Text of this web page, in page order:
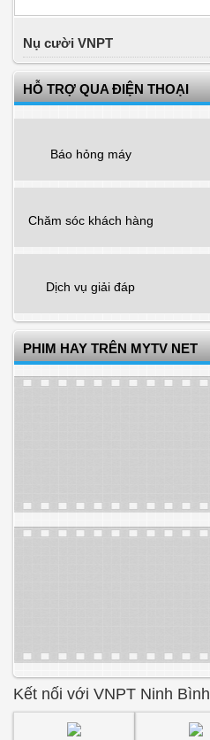
Nụ cười VNPT
HỖ TRỢ QUA ĐIỆN THOẠI
Báo hỏng máy
Chăm sóc khách hàng
Dịch vụ giải đáp
PHIM HAY TRÊN MYTV NET
Kết nối với VNPT Ninh Bình